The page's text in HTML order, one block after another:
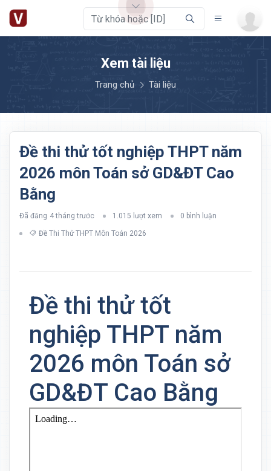
Xem tài liệu
Trang chủ Tài liệu
Đề thi thử tốt nghiệp THPT năm
2026 môn Toán sở GD&ĐT Cao
Bằng
Đã đăng 4 tháng trước 1.015 lượt xem 0 bình luận
Đề Thi Thử THPT Môn Toán 2026
Đề thi thử tốt
nghiệp THPT năm
2026 môn Toán sở
GD&ĐT Cao Bằng